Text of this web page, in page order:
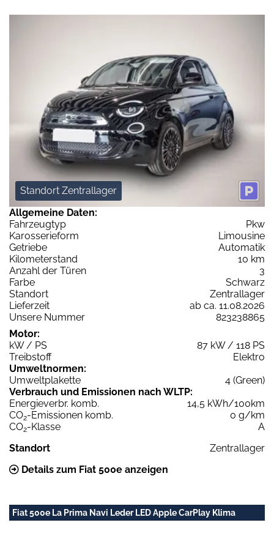
Standort Zentrallager
Allgemeine Daten:
Fahrzeugtyp
Pkw
Karosserieform
Limousine
Getriebe
Automatik
Kilometerstand
10 km
Anzahl der Türen
3
Farbe
Schwarz
Standort
Zentrallager
Lieferzeit
ab ca. 11.08.2026
Unsere Nummer
823238865
Motor:
kW / PS
87 kW / 118 PS
Treibstoff
Elektro
Umweltnormen:
Umweltplakette
4 (Green)
Verbrauch und Emissionen nach WLTP:
Energieverbr. komb.
14,5 kWh/100km
CO2-Emissionen komb.
0 g/km
CO2-Klasse
A
Standort
Zentrallager
Details zum Fiat 500e anzeigen
Fiat 500e La Prima Navi Leder LED Apple CarPlay Klima